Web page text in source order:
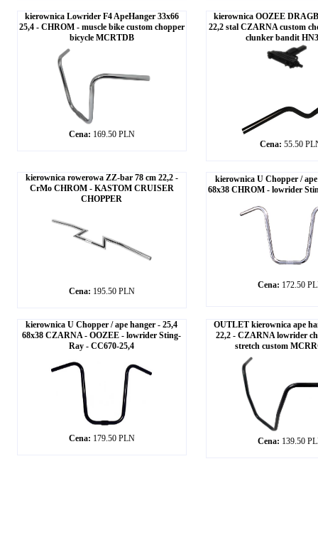
kierownica Lowrider F4 ApeHanger 33x66
25,4 - CHROM - muscle bike custom chopper
bicycle MCRTDB
Cena: 169.50 PLN
kierownica OOZEE
22,2 stal CZARNA custom
clunker bandit
Cena: 55.50
kierownica rowerowa ZZ-bar 78 cm 22,2 -
CrMo CHROM - KASTOM CRUISER
CHOPPER
Cena: 195.50 PLN
kierownica U Chopper /
68x38 CHROM - lowrider
Cena: 172.50
kierownica U Chopper / ape hanger - 25,4
68x38 CZARNA - OOZEE - lowrider Sting-
Ray - CC670-25,4
Cena: 179.50 PLN
OUTLET kierownica ape
22,2 - CZARNA lowrider
stretch custom
Cena: 139.50